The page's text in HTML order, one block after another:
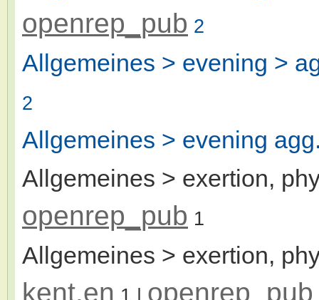
openrep_pub 2
Allgemeines > evening >
2
Allgemeines > evening
Allgemeines > exertion,
openrep_pub 1
Allgemeines > exertion,
kent.en 1 | openrep_pub